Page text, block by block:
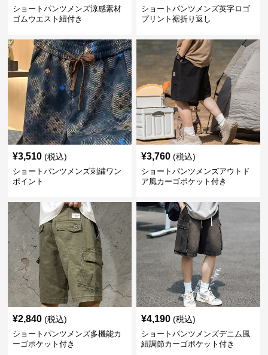
ショートパンツメンズ涼感素材
ゴムウエスト紐付き
ショートパンツメンズ英字ロゴ
プリント裾折り返し
¥3,510 (税込)
ショートパンツメンズ刺繍ワン
ポイント
¥3,760 (税込)
ショートパンツメンズアウトド
ア風カーゴポケット付き
¥2,840 (税込)
ショートパンツメンズ多機能カ
ーゴポケット付き
¥4,190 (税込)
ショートパンツメンズデニム風
紐調節カーゴポケット付き